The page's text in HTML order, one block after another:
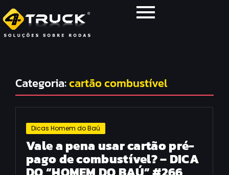
Categoria:cartão combustível
Dicas Homem do Baú
Vale a pena usar cartão pré-
pago de combustível? – DICA